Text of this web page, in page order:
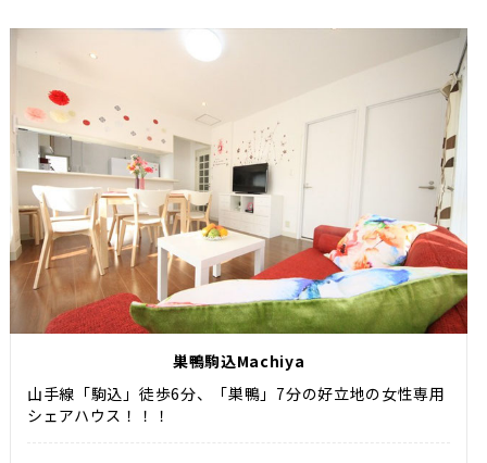
巣鴨駒込Machiya
山手線「駒込」徒歩6分、「巣鴨」7分の好立地の女性専用
シェアハウス！！！